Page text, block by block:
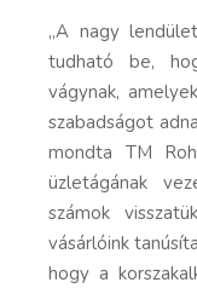
„A nagy
tudható be,
vágynak,
szabadságot
mondta TM
üzletágának
számok
vásárlóink
hogy a